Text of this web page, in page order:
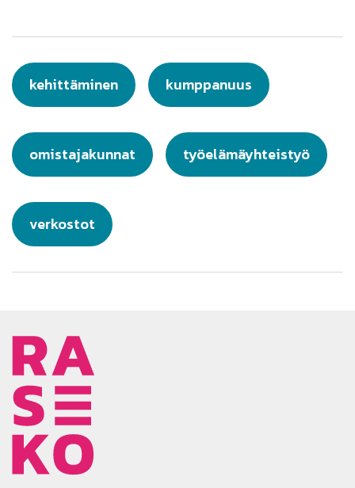
kehittäminen kumppanuus
omistajakunnat työelämäyhteistyö
verkostot